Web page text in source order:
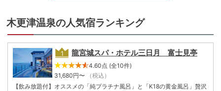
木更津温泉の人気宿ランキング
龍宮城スパ・ホテル三日月 富士見亭
4.60点 (全10件)
31,680円〜
（税込）
【飲み放題付】オススメの「純プラチナ風呂」と「K18の黄金風呂」贅沢